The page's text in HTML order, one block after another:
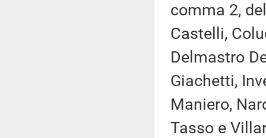
comma 2,
Castelli,
Delmastro
Giachetti,
Maniero,
Tasso e